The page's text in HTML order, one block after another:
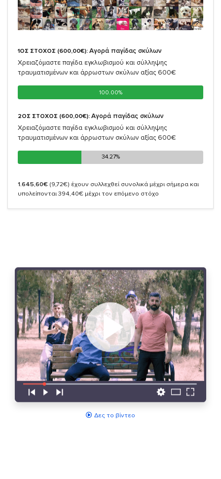
1ΟΣ ΣΤΟΧΟΣ (600,00€): Αγορά παγίδας σκύλων
Χρειαζόμαστε παγίδα εγκλωβισμού και σύλληψης
τραυματισμένων και άρρωστων σκύλων αξίας 600€
100.00%
100.00%
2ΟΣ ΣΤΟΧΟΣ (600,00€): Αγορά παγίδας σκύλων
Χρειαζόμαστε παγίδα εγκλωβισμού και σύλληψης
τραυματισμένων και άρρωστων σκύλων αξίας 600€
34.27%
34.27%
1.645,60€ (9,72€) έχουν συλλεχθεί συνολικά μέχρι σήμερα και
υπολείπονται 394,40€ μέχρι τον επόμενο στόχο
Δες το βίντεο